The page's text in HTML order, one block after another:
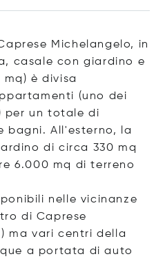
Michelangelo, in
casale con giardino e
è divisa
(uno dei
per un totale di
bagni. All'esterno, la
di circa 330 mq
6.000 mq di terreno
nelle vicinanze
di Caprese
ma vari centri della
a portata di auto